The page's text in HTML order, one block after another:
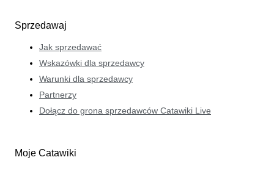
Sprzedawaj
Jak sprzedawać
Wskazówki dla sprzedawcy
Warunki dla sprzedawcy
Partnerzy
Dołącz do grona sprzedawców Catawiki Live
Moje Catawiki